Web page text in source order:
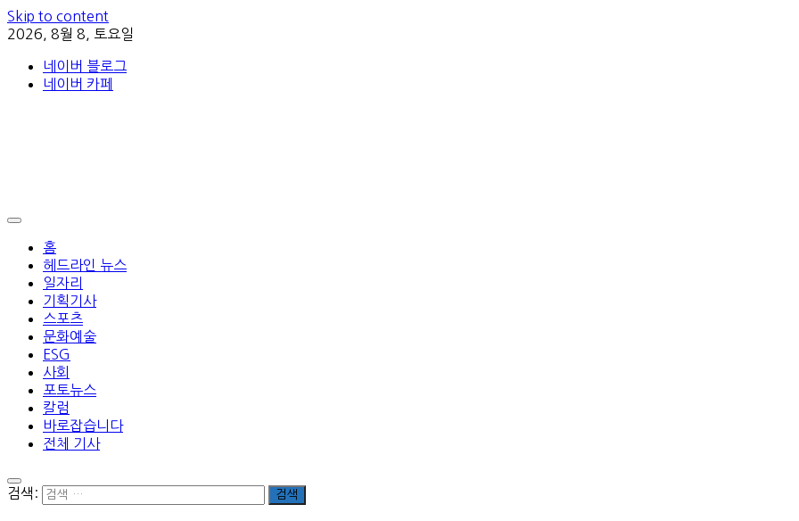
Skip to content
2026, 8월 8, 토요일
네이버 블로그
네이버 카페
홈
헤드라인 뉴스
일자리
기획기사
스포츠
문화예술
ESG
사회
포토뉴스
칼럼
바로잡습니다
전체 기사
검색: